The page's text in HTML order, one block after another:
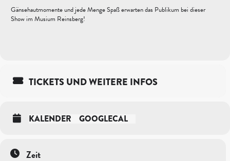
Gänsehautmomente und jede Menge Spaß erwarten das Publikum bei dieser
Show im Musium Reinsberg!
TICKETS UND WEITERE INFOS
KALENDER GOOGLECAL
Zeit